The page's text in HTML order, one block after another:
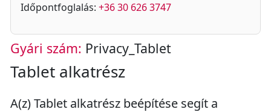
Időpontfoglalás: +36 30 626 3747
Gyári szám: Privacy_Tablet
Tablet alkatrész
A(z) Tablet alkatrész beépítése segít a